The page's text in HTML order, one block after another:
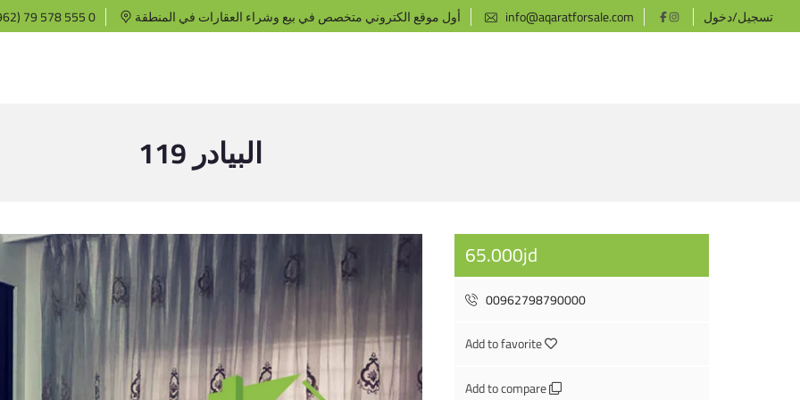
79 578 555 0 أول موقع الكتروني متخصص في بيع وشراء العقارات في المنطقة info@aqaratforsale.com تسجيل/دخول
البيادر 119
65.000jd
00962798790000
Add to favorite
Add to compare